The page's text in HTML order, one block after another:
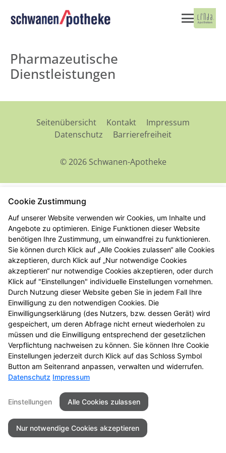
Pharmazeutische
Dienstleistungen
Seitenübersicht Kontakt
Impressum
Datenschutz
Barrierefreiheit
© 2026 Schwanen-Apotheke
Cookie Zustimmung
Auf unserer Website verwenden wir Cookies, um Inhalte und
Angebote zu optimieren. Einige Funktionen dieser Website
benötigen Ihre Zustimmung, um einwandfrei zu funktionieren.
Sie können durch Klick auf „Alle Cookies zulassen“ alle Cookies
akzeptieren, durch Klick auf „Nur notwendige Cookies
akzeptieren“ nur notwendige Cookies akzeptieren, oder durch
Klick auf "Einstellungen" individuelle Einstellungen vornehmen.
Durch Nutzung dieser Website geben Sie in jedem Fall Ihre
Einwilligung zu den notwendigen Cookies. Die
Einwilligungserklärung (des Nutzers, bzw. dessen Gerät) wird
gespeichert, um deren Abfrage nicht erneut wiederholen zu
müssen und die Einwilligung entsprechend der gesetzlichen
Verpflichtung nachweisen zu können. Sie können Ihre Cookie
Einstellungen jederzeit durch Klick auf das Schloss Symbol
Button am Seitenrand anpassen, verwalten und widerrufen.
Datenschutz Impressum
Einstellungen Alle Cookies zulassen
Nur notwendige Cookies akzeptieren